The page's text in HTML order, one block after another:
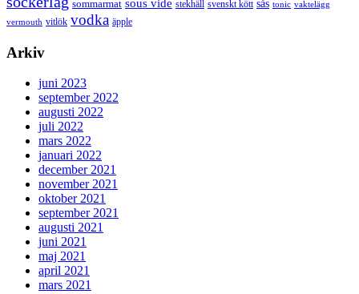
sommarmat sous vide stekhäll svenskt kött sås tonic vaktelägg
vermouth vitlök vodka äpple
Arkiv
juni 2023
september 2022
augusti 2022
juli 2022
mars 2022
januari 2022
december 2021
november 2021
oktober 2021
september 2021
augusti 2021
juni 2021
maj 2021
april 2021
mars 2021